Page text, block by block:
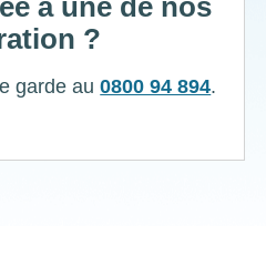
à une de nos
?
garde au0800 94 894.